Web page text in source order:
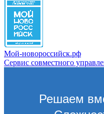
Мой-новороссийск.рф
Сервис совместного
Решаем